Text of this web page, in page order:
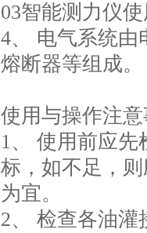
03智能测力仪
4、 电气系统由
熔断器等组成。
使用与操作注
1、 使用前应
标，如不足，
为宜。
2、 检查各油